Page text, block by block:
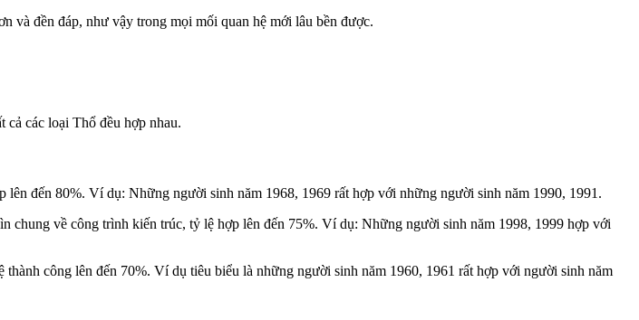
và đền đáp, như vậy trong mọi mối quan hệ mới lâu bền được.
các loại Thổ đều hợp nhau.
lên đến 80%. Ví dụ: Những người sinh năm 1968, 1969 rất hợp với những người sinh năm 1990, 1991.
chung về công trình kiến trúc, tỷ lệ hợp lên đến 75%. Ví dụ: Những người sinh năm 1998, 1999 hợp với
công lên đến 70%. Ví dụ tiêu biểu là những người sinh năm 1960, 1961 rất hợp với người sinh năm